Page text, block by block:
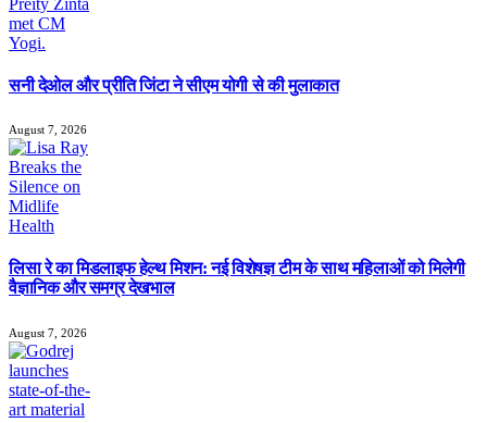
सनी देओल और प्रीति जिंटा ने सीएम योगी से की मुलाकात
August 7, 2026
लिसा रे का मिडलाइफ हेल्थ मिशन: नई विशेषज्ञ टीम के साथ महिलाओं को मिलेगी
वैज्ञानिक और समग्र देखभाल
August 7, 2026